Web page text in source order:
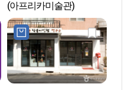
(아프리카미술관)